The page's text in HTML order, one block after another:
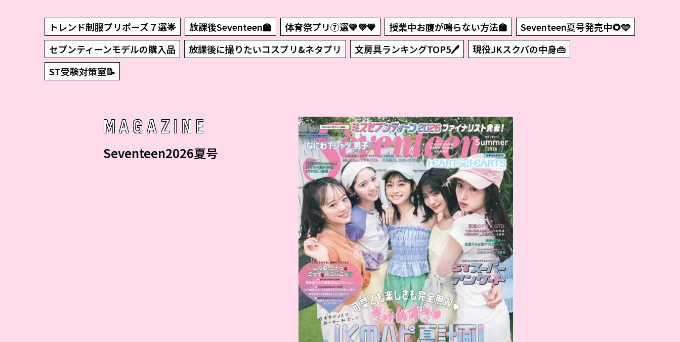
トレンド制服プリポーズ７選🌟 放課後Seventeen🏫 体育祭プリ⑦選💛💜💙 授業中お腹が鳴らない方法🏫
Seventeen夏号発売中🌻🩵
セブンティーンモデルの購入品
放課後に撮りたいコスプリ&ネタプリ 文房具ランキングTOP5🖊
現役JKスクバの中身👜
ST受験対策室📝
MAGAZINE
Seventeen2026夏号